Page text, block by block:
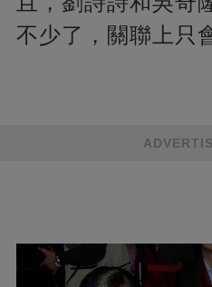
不少了，關聯上只